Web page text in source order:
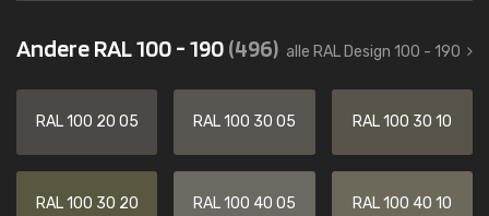
Andere RAL 100 - 190(496) alle RAL Design 100 - 190
RAL 100 20 05 RAL 100 30 05 RAL 100 30 10
RAL 100 30 20 RAL 100 40 05 RAL 100 40 10